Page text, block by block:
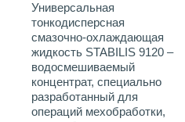
Универсальная
тонкодисперсная
смазочно-охлаждающая
жидкость STABILIS 9120 –
водосмешиваемый
концентрат, специально
разработанный для
операций мехобработки,